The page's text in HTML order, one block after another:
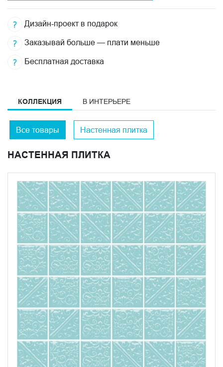
Дизайн-проект в подарок
Заказывай больше — плати меньше
Бесплатная доставка
КОЛЛЕКЦИЯ В ИНТЕРЬЕРЕ
Все товары Настенная плитка
НАСТЕННАЯ ПЛИТКА